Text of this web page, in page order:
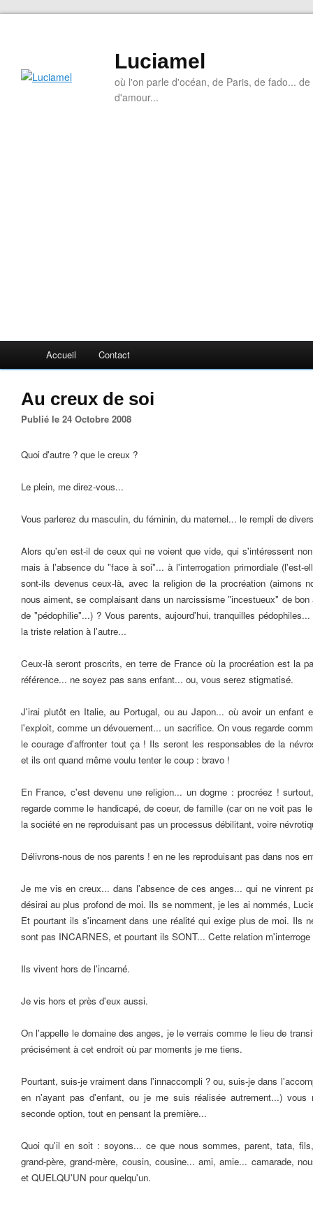
Luciamel
où l'on parle d'océan, de Paris, de fado...
d'amour...
Accueil Contact
Au creux de soi
Publié le 24 Octobre 2008
Quoi d'autre ? que le creux ?
Le plein, me direz-vous...
Vous parlerez du masculin, du féminin, du maternel... le rempli de
Alors qu'en est-il de ceux qui ne voient que vide, qui s'intéressent
mais à l'absence du "face à soi"... à l'interrogation primordiale (l'est-
sont-ils devenus ceux-là, avec la religion de la procréation (aimons
nous aiment, se complaisant dans un narcissisme "incestueux" de
de "pédophilie"...) ? Vous parents, aujourd'hui, tranquilles
la triste relation à l'autre...
Ceux-là seront proscrits, en terre de France où la procréation est la
référence... ne soyez pas sans enfant... ou, vous serez stigmatisé.
J'irai plutôt en Italie, au Portugal, ou au Japon... où avoir un enfant
l'exploit, comme un dévouement... un sacrifice. On vous regarde
le courage d'affronter tout ça ! Ils seront les responsables de la
et ils ont quand même voulu tenter le coup : bravo !
En France, c'est devenu une religion... un dogme : procréez !
regarde comme le handicapé, de coeur, de famille (car on ne voit pas
la société en ne reproduisant pas un processus débilitant, voire
Délivrons-nous de nos parents ! en ne les reproduisant pas dans nos
Je me vis en creux... dans l'absence de ces anges... qui ne vinrent
désirai au plus profond de moi. Ils se nomment, je les ai nommés,
Et pourtant ils s'incarnent dans une réalité qui exige plus de moi. Ils
sont pas INCARNES, et pourtant ils SONT... Cette relation
Ils vivent hors de l'incarné.
Je vis hors et près d'eux aussi.
On l'appelle le domaine des anges, je le verrais comme le lieu de
précisément à cet endroit où par moments je me tiens.
Pourtant, suis-je vraiment dans l'innaccompli ? ou, suis-je dans
en n'ayant pas d'enfant, ou je me suis réalisée autrement...) vous
seconde option, tout en pensant la première...
Quoi qu'il en soit : soyons... ce que nous sommes, parent, tata,
grand-père, grand-mère, cousin, cousine... ami, amie... camarade,
et QUELQU'UN pour quelqu'un.